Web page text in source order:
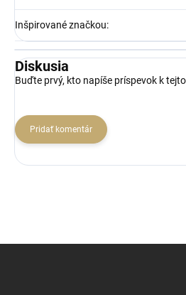
Inšpirované značkou:
Diskusia
Buďte prvý, kto napíše príspevok k
Pridať komentár